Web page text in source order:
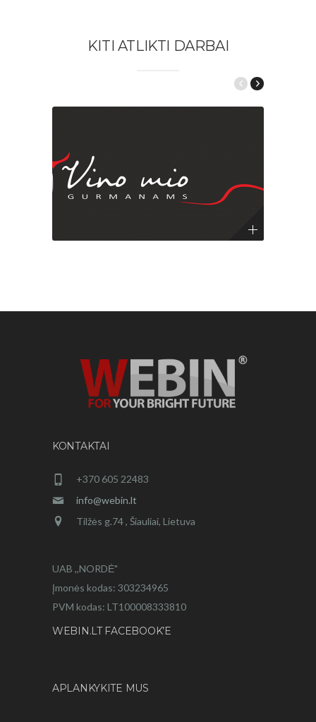
KITI ATLIKTI DARBAI
KONTAKTAI
+370 605 22483
info@webin.lt
Tilžės g.74 , Šiauliai, Lietuva
UAB ,,NORDĖ"
Įmonės kodas: 303234965
PVM kodas: LT100008333810
WEBIN.LT FACEBOOK’E
APLANKYKITE MUS